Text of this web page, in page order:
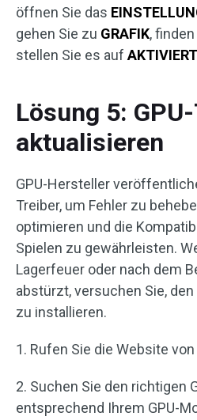
öffnen Sie das
gehen Sie zu GRAFIK, finden
stellen Sie es auf AKTIVIERT
Lösung 5:
aktualisieren
GPU-Hersteller
Treiber, um Fehler zu
optimieren und die
Spielen zu gewährleisten.
Lagerfeuer oder nach dem
abstürzt, versuchen Sie,
zu installieren.
1. Rufen Sie die Website
2. Suchen Sie den richtigen
entsprechend Ihrem GPU-